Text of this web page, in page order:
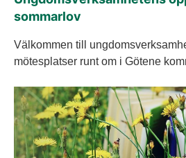
sommarlov
Välkommen till
mötesplatser runt om i Götene